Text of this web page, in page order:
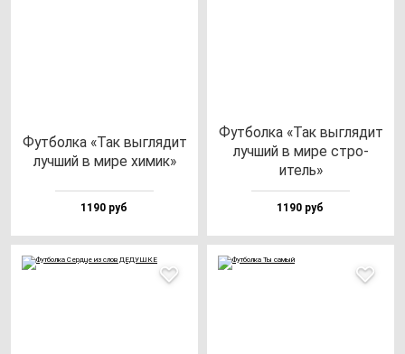
Фут­бол­ка «Так выг­ля­дит
луч­ший в ми­ре хи­мик»
1190 руб
Фут­бол­ка «Так выг­ля­дит
луч­ший в ми­ре стро­
итель»
1190 руб